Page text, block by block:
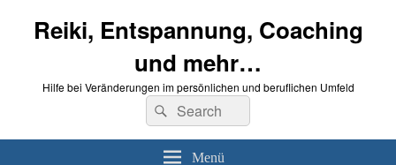
Reiki, Entspannung, Coaching
und mehr…
Hilfe bei Veränderungen im persönlichen und beruflichen Umfeld
Suche
nach:
Suchen
Menü